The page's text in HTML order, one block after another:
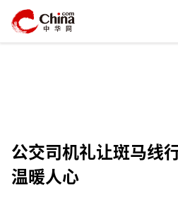
公交司机礼让斑马线
温暖人心